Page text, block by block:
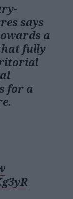
says
a
fully
for a